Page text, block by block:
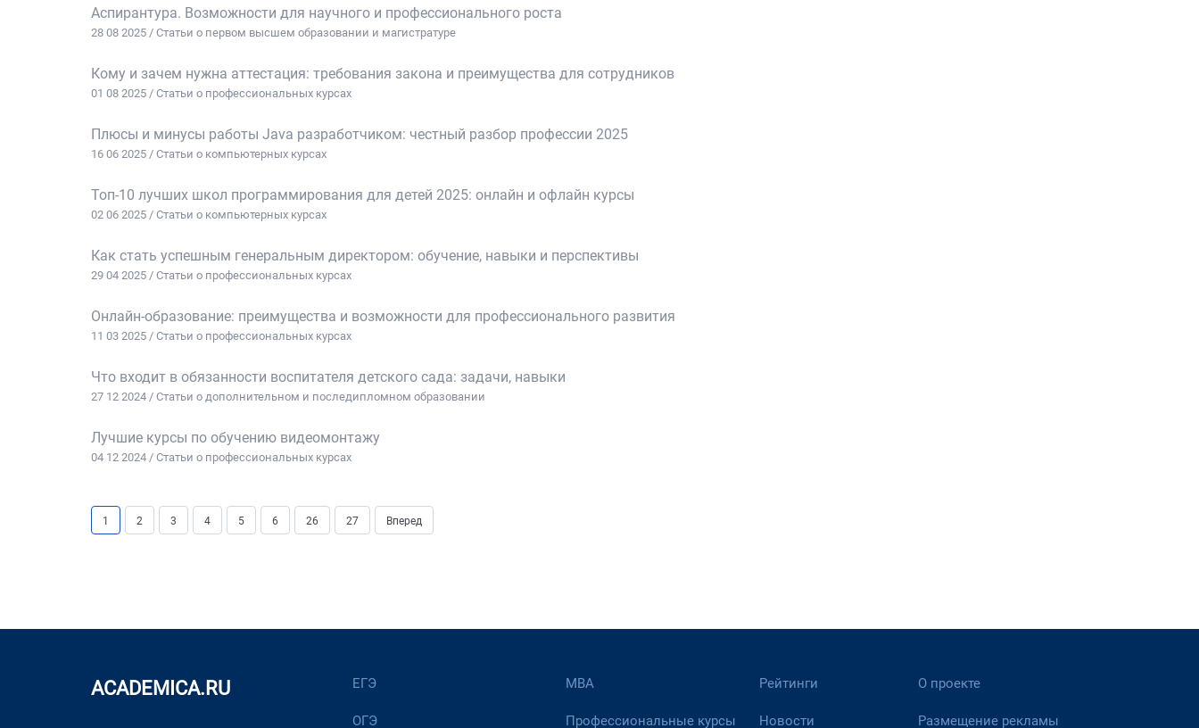
Аспирантура. Возможности для научного и профессионального роста
28 08 2025 / Статьи о первом высшем образовании и магистратуре
Кому и зачем нужна аттестация: требования закона и преимущества для сотрудников
01 08 2025 / Статьи о профессиональных курсах
Плюсы и минусы работы Java разработчиком: честный разбор профессии 2025
16 06 2025 / Статьи о компьютерных курсах
Топ-10 лучших школ программирования для детей 2025: онлайн и офлайн курсы
02 06 2025 / Статьи о компьютерных курсах
Как стать успешным генеральным директором: обучение, навыки и перспективы
29 04 2025 / Статьи о профессиональных курсах
Онлайн-образование: преимущества и возможности для профессионального развития
11 03 2025 / Статьи о профессиональных курсах
Что входит в обязанности воспитателя детского сада: задачи, навыки
27 12 2024 / Статьи о дополнительном и последипломном образовании
Лучшие курсы по обучению видеомонтажу
04 12 2024 / Статьи о профессиональных курсах
1 2 3 4 5 6 26 27 Вперед
ACADEMICA.RU ЕГЭ
ОГЭ
МВА
Профессиональные курсы
Рейтинги
Новости
О проекте
Размещение рекламы